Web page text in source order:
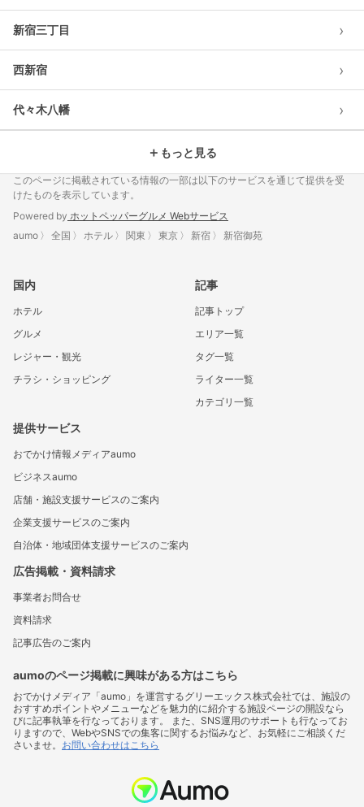
新宿三丁目 ›
西新宿 ›
代々木八幡 ›
＋ もっと見る
このページに掲載されている情報の一部は以下のサービスを通じて提供を受
けたものを表示しています。
Powered by ホットペッパーグルメ Webサービス
aumo
全国 ホテル 関東 東京 新宿 新宿御苑
国内
ホテル
グルメ
レジャー・観光
チラシ・ショッピング
記事
記事トップ
エリア一覧
タグ一覧
ライター一覧
カテゴリ一覧
提供サービス
おでかけ情報メディアaumo
ビジネスaumo
店舗・施設支援サービスのご案内
企業支援サービスのご案内
自治体・地域団体支援サービスのご案内
広告掲載・資料請求
事業者お問合せ
資料請求
記事広告のご案内
aumoのページ掲載に興味がある方はこちら
おでかけメディア「aumo」を運営するグリーエックス株式会社では、施設の
おすすめポイントやメニューなどを魅力的に紹介する施設ページの開設なら
びに記事執筆を行なっております。 また、SNS運用のサポートも行なってお
りますので、WebやSNSでの集客に関するお悩みなど、お気軽にご相談くだ
さいませ。 お問い合わせはこちら